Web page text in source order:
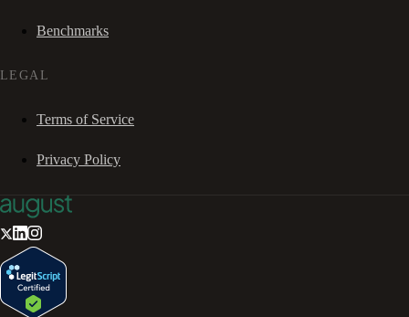
Benchmarks
LEGAL
Terms of Service
Privacy Policy